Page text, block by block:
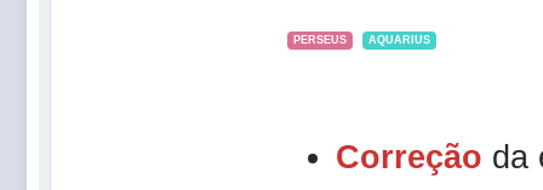
PERSEUS AQUARIUS
Correção da